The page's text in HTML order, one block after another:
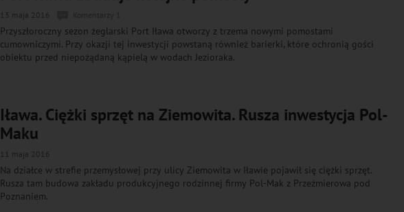
13 maja 2016
Przyszłoroczny sezon żeglarski Port Iława otworzy z trzema nowymi pomostami
cumowniczymi. Przy okazji tej inwestycji powstaną również barierki, które ochronią gości
obiektu przed niepożądaną kąpielą w wodach Jezioraka.
Iława. Ciężki sprzęt na Ziemowita. Rusza inwestycja Pol-
Maku
11 maja 2016
Na działce w strefie przemysłowej przy ulicy Ziemowita w Iławie pojawił się ciężki sprzęt.
Rusza tam budowa zakładu produkcyjnego rodzinnej firmy Pol-Mak z Przeźmierowa pod
Poznaniem.